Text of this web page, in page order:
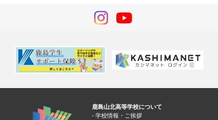
鹿島山北高等学校について
学校情報・ご挨拶